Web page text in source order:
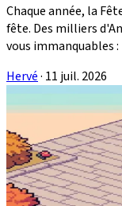
Chaque année, la
fête. Des milliers
vous immanquables :
Hervé· 11 juil. 2026